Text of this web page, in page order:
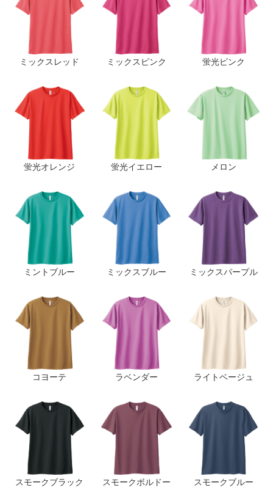
ミックスレッド ミックスピンク 蛍光ピンク
蛍光オレンジ 蛍光イエロー メロン
ミントブルー ミックスブルー ミックスパープル
コヨーテ ラベンダー ライトベージュ
スモークブラック スモークボルドー スモークブルー